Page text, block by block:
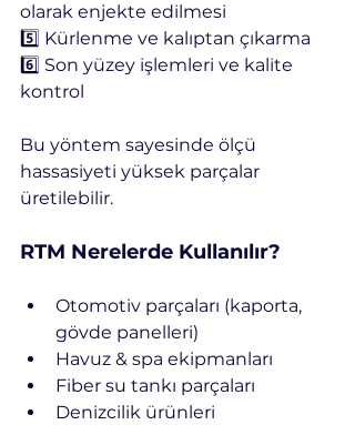
olarak enjekte edilmesi
5️⃣ Kürlenme ve kalıptan çıkarma
6️⃣ Son yüzey işlemleri ve kalite
kontrol
Bu yöntem sayesinde ölçü
hassasiyeti yüksek parçalar
üretilebilir.
RTM Nerelerde Kullanılır?
Otomotiv parçaları (kaporta,
gövde panelleri)
Havuz & spa ekipmanları
Fiber su tankı parçaları
Denizcilik ürünleri